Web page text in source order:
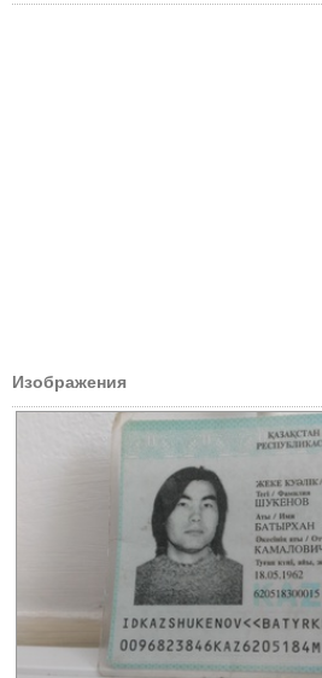
Изображения